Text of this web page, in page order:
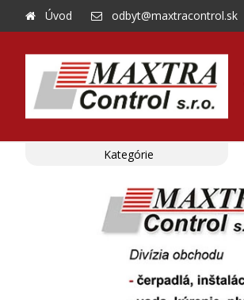
Úvod odbyt@maxtracontrol.sk
Kategórie